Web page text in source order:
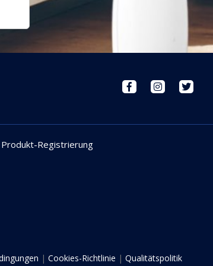
Produkt-Registrierung
| Cookies-Richtlinie | Qualitätspolitik